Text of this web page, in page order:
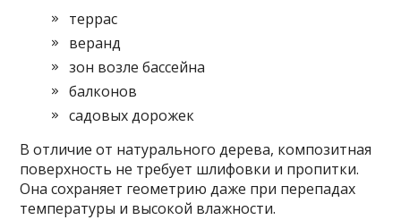
террас
веранд
зон возле бассейна
балконов
садовых дорожек
В отличие от натурального дерева, композитная
поверхность не требует шлифовки и пропитки.
Она сохраняет геометрию даже при перепадах
температуры и высокой влажности.